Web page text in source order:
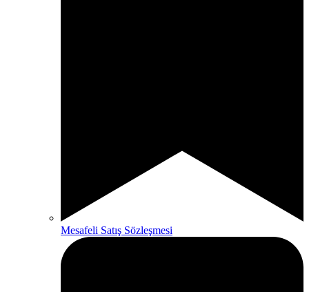
Mesafeli Satış Sözleşmesi